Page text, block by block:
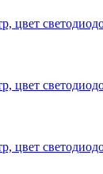
цвет
цвет
цвет